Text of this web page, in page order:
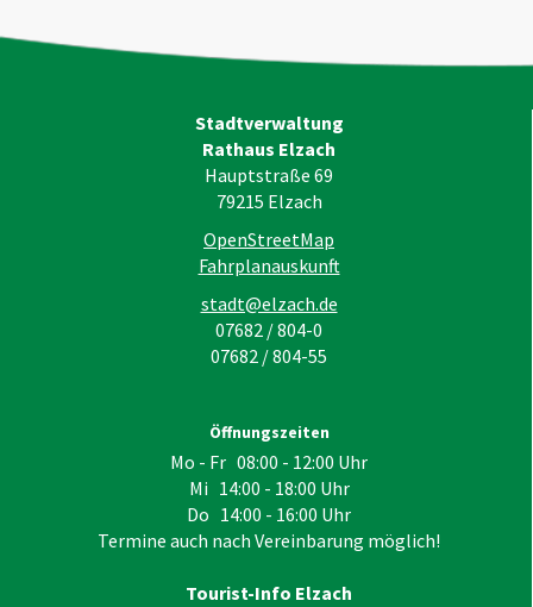
Stadtverwaltung
Rathaus Elzach
Hauptstraße 69
79215 Elzach
OpenStreetMap
Fahrplanauskunft
stadt@elzach.de
07682 / 804-0
07682 / 804-55
Öffnungszeiten
Mo - Fr 08:00 - 12:00 Uhr
Mi 14:00 - 18:00 Uhr
Do 14:00 - 16:00 Uhr
Termine auch nach Vereinbarung möglich!
Tourist-Info Elzach